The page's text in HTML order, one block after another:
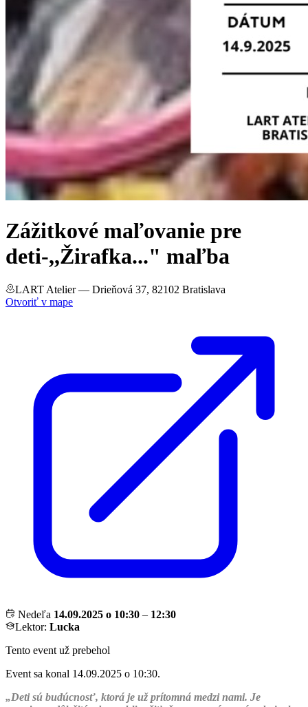
Zážitkové maľovanie pre
deti-,,Žirafka..." maľba
LART Atelier— Drieňová 37, 82102 Bratislava
Otvoriť v mape
Nedeľa 14.09.2025 o 10:30 – 12:30
Lektor: Lucka
Tento event už prebehol
Event sa konal 14.09.2025 o 10:30.
„Deti sú budúcnosť, ktorá je už prítomná medzi nami. Je